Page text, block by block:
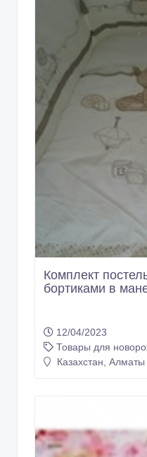
Комплект
бортиками в
12/04/2023
Товары для
Казахстан, Алматы